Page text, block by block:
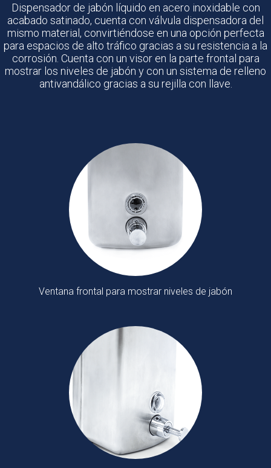
Dispensador de jabón líquido en acero inoxidable con
acabado satinado, cuenta con válvula dispensadora del
mismo material, convirtiéndose en una opción perfecta
para espacios de alto tráfico gracias a su resistencia a la
corrosión. Cuenta con un visor en la parte frontal para
mostrar los niveles de jabón y con un sistema de relleno
antivandálico gracias a su rejilla con llave.
Ventana frontal para mostrar niveles de jabón